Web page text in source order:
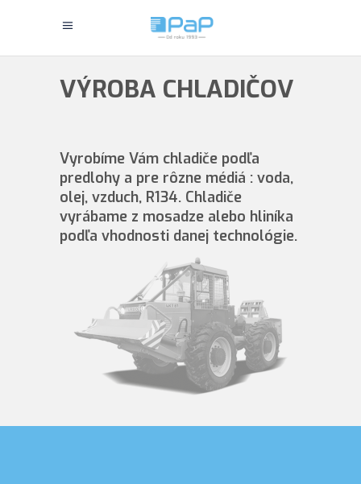
VÝROBA CHLADIČOV
Vyrobíme Vám chladiče podľa
predlohy a pre rôzne médiá : voda,
olej, vzduch, R134. Chladiče
vyrábame z mosadze alebo hliníka
podľa vhodnosti danej technológie.